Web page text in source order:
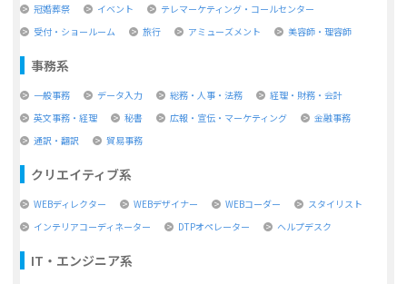
冠婚葬祭
イベント
テレマーケティング・コールセンター
受付・ショールーム
旅行 アミューズメント 美容師・理容師
事務系
一般事務 データ入力 総務・人事・法務
経理・財務・会計
英文事務・経理
秘書 広報・宣伝・マーケティング
金融事務
通訳・翻訳
貿易事務
クリエイティブ系
WEBディレクター WEBデザイナー WEBコーダー
スタイリスト
インテリアコーディネーター
DTPオペレーター ヘルプデスク
IT・エンジニア系